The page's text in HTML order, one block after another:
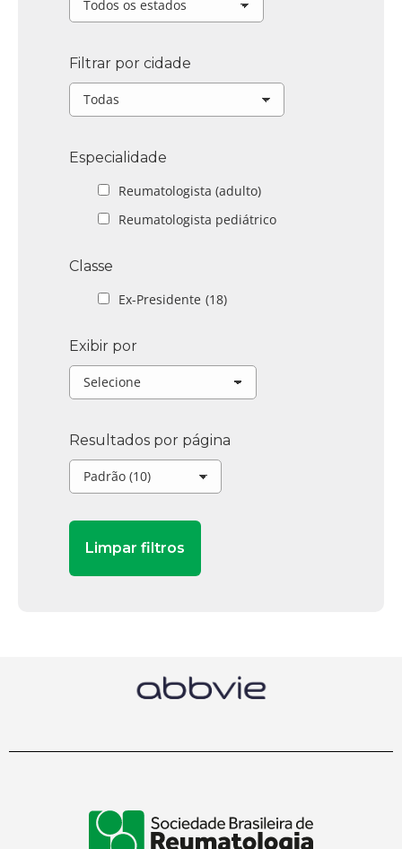
Filtrar por cidade
Especialidade
Reumatologista (adulto)
Reumatologista pediátrico
Classe
Ex-Presidente (18)
Exibir por
Resultados por página